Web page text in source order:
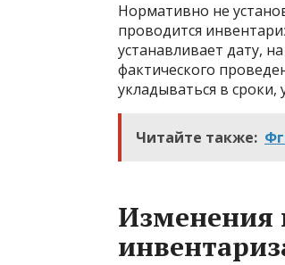
Нормативно не
проводится
устанавливает дату,
фактического
укладываться в
Читайте также:
Изменения